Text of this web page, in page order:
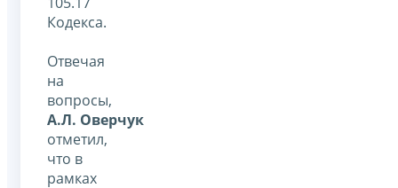
Кодекса.
Отвечая
на
вопросы,
А.Л. Оверчук
отметил,
что в
рамках